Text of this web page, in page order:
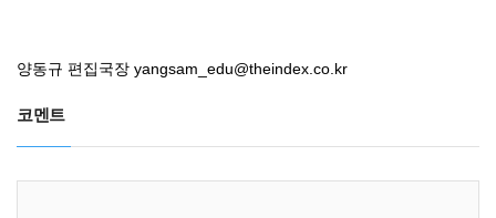
양동규 편집국장 yangsam_edu@theindex.co.kr
코멘트